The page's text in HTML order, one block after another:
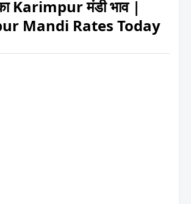
Karimpur मंडी भाव |
Mandi Rates Today